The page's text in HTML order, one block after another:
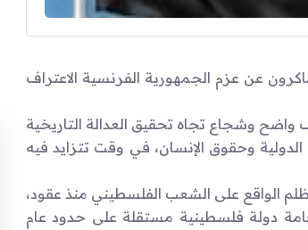
عن عزم الجمهورية الفرنسية الاعتراف
واضح وشجاع تجاه تحقيق العدالة التاريخية
وحقوق الإنسان، في وقت تتزايد فيه
الواقع على الشعب الفلسطيني منذ عقود،
دولة فلسطينية مستقلة على حدود عام